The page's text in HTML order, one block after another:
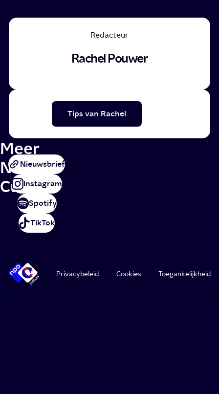
Redacteur
Rachel Pouwer
Tips van Rachel
Meer
NPO
Cultuur
Nieuwsbrief
Instagram
Spotify
TikTok
Privacybeleid Cookies Toegankelijkheid